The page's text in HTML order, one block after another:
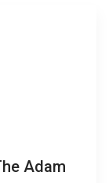
Adam